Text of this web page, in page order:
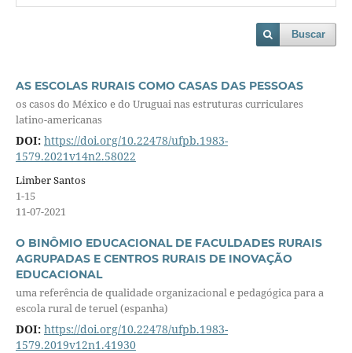
Buscar
AS ESCOLAS RURAIS COMO CASAS DAS PESSOAS
os casos do México e do Uruguai nas estruturas curriculares
latino-americanas
DOI: https://doi.org/10.22478/ufpb.1983-
1579.2021v14n2.58022
Limber Santos
1-15
11-07-2021
O BINÔMIO EDUCACIONAL DE FACULDADES RURAIS
AGRUPADAS E CENTROS RURAIS DE INOVAÇÃO
EDUCACIONAL
uma referência de qualidade organizacional e pedagógica para a
escola rural de teruel (espanha)
DOI: https://doi.org/10.22478/ufpb.1983-
1579.2019v12n1.41930